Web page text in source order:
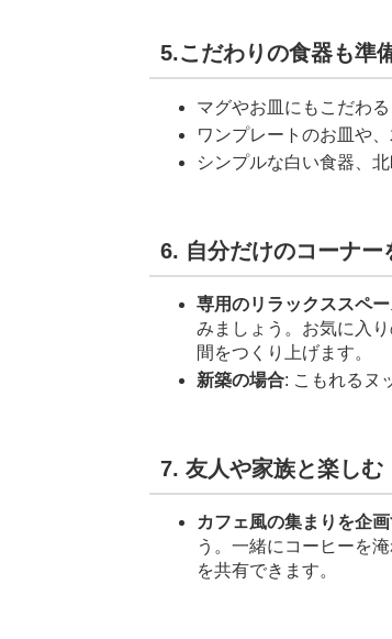
5.こだわりの食器も準
マグやお皿にもこだわ
ワンプレートのお皿や
シンプルな白い食器、
6. 自分だけのコーナー
専用のリラックススペ
みましょう。お気に入
間をつくり上げます。
新築の場合: こもれるヌ
7. 友人や家族と楽しむ
カフェ風の集まりを企
う。一緒にコーヒーを
を共有できます。